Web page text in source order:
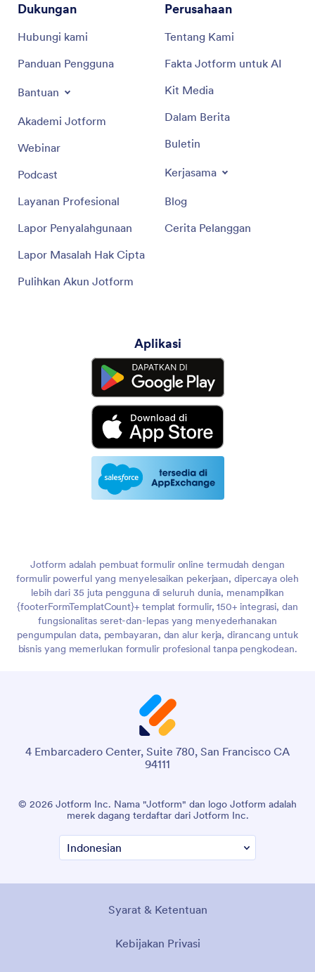
Dukungan
Hubungi kami
Panduan Pengguna
Bantuan
Akademi Jotform
Webinar
Podcast
Layanan Profesional
Lapor Penyalahgunaan
Lapor Masalah Hak Cipta
Pulihkan Akun Jotform
Perusahaan
Tentang Kami
Fakta Jotform untuk AI
Kit Media
Dalam Berita
Buletin
Kerjasama
Blog
Cerita Pelanggan
Aplikasi
Jotform adalah pembuat formulir online termudah dengan
formulir powerful yang menyelesaikan pekerjaan, dipercaya oleh
lebih dari 35 juta pengguna di seluruh dunia, menampilkan
{footerFormTemplatCount}+ templat formulir, 150+ integrasi, dan
fungsionalitas seret-dan-lepas yang menyederhanakan
pengumpulan data, pembayaran, dan alur kerja, dirancang untuk
bisnis yang memerlukan formulir profesional tanpa pengkodean.
4 Embarcadero Center, Suite 780, San Francisco CA
94111
© 2026 Jotform Inc. Nama "Jotform" dan logo Jotform adalah
merek dagang terdaftar dari Jotform Inc.
Syarat & Ketentuan
Kebijakan Privasi